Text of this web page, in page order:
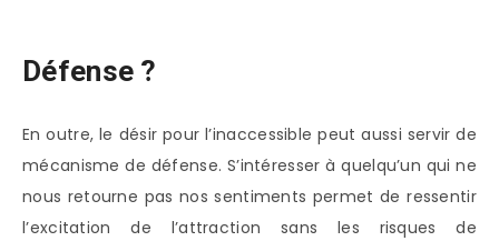
Défense ?
En outre, le désir pour l’inaccessible peut aussi servir de
mécanisme de défense. S’intéresser à quelqu’un qui ne
nous retourne pas nos sentiments permet de ressentir
l’excitation de l’attraction sans les risques de